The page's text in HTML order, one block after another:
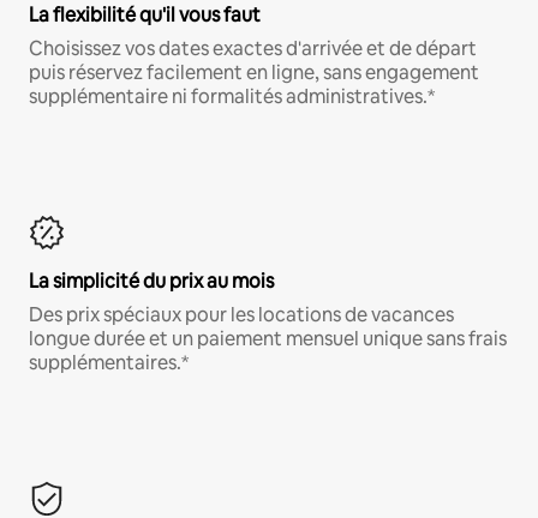
La flexibilité qu'il vous faut
Choisissez vos dates exactes d'arrivée et de départ
puis réservez facilement en ligne, sans engagement
supplémentaire ni formalités administratives.*
La simplicité du prix au mois
Des prix spéciaux pour les locations de vacances
longue durée et un paiement mensuel unique sans frais
supplémentaires.*